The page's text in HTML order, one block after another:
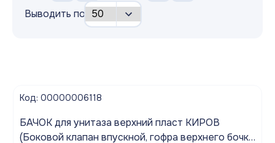
Выводить по
Код: 00000006118
БАЧОК для унитаза верхний пласт КИРОВ
(Боковой клапан впускной, гофра верхнего бочка